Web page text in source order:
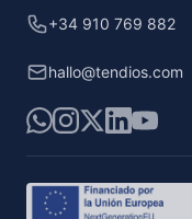
+34 910 769 882
hallo@tendios.com
WhatsApp
Instagram
X LinkedIn
YouTube